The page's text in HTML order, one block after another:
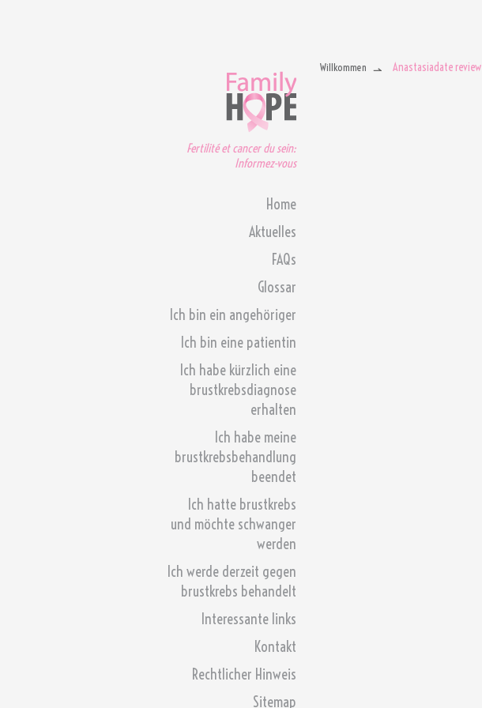
Fertilité et cancer du sein:
Informez-vous
Home
Aktuelles
FAQs
Glossar
Ich bin ein angehöriger
Ich bin eine patientin
Ich habe kürzlich eine
brustkrebsdiagnose
erhalten
Ich habe meine
brustkrebsbehandlung
beendet
Ich hatte brustkrebs
und möchte schwanger
werden
Ich werde derzeit gegen
brustkrebs behandelt
Interessante links
Kontakt
Rechtlicher Hinweis
Sitemap
Willkommen Anastasiadate review